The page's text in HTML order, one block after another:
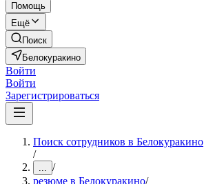
Помощь
Ещё
Поиск
Белокуракино
Войти
Войти
Зарегистрироваться
Поиск сотрудников в Белокуракино
/
... /
резюме в Белокуракино/